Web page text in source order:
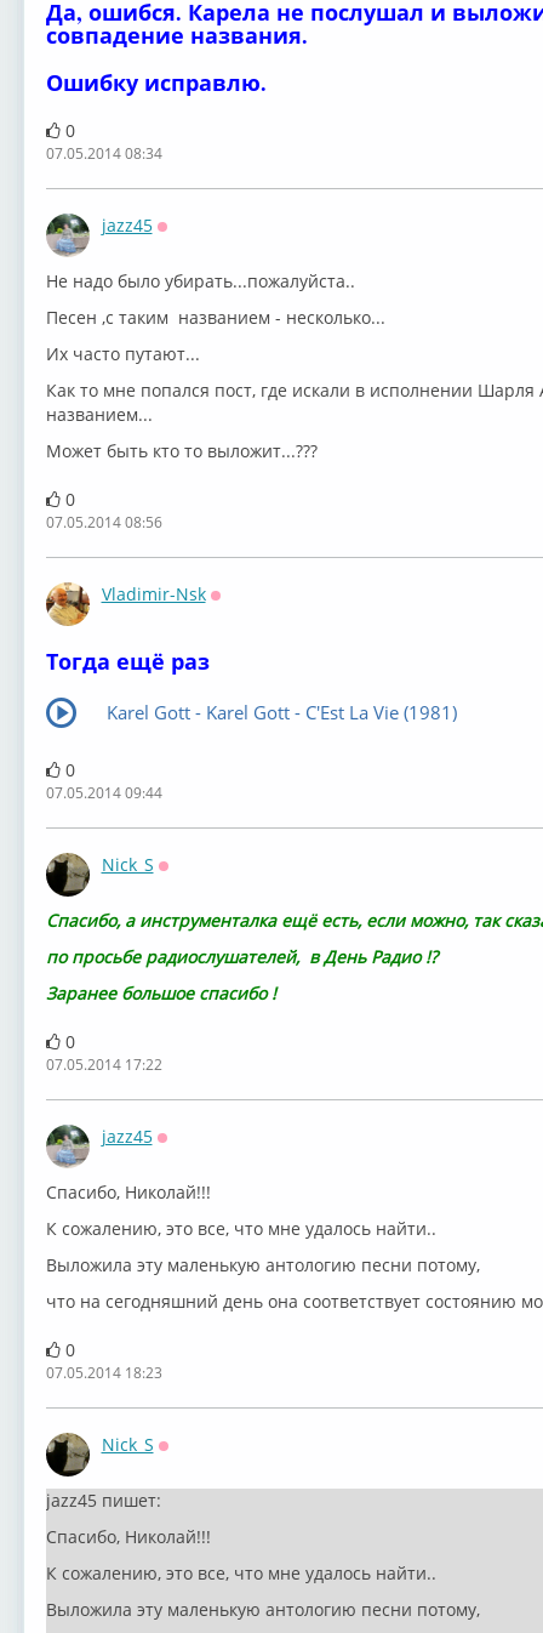
Да, ошибся. Карела не послушал и
совпадение названия.
Ошибку исправлю.
0
07.05.2014 08:34
jazz45
Не надо было убирать...пожалуйста..
Песен ,с таким названием - несколько...
Их часто путают...
Как то мне попался пост, где искали в исполнении
названием...
Может быть кто то выложит...???
0
07.05.2014 08:56
Vladimir-Nsk
Тогда ещё раз
Karel Gott - Karel Gott - C'Est La Vie (1981)
0
07.05.2014 09:44
Nick_S
Спасибо, а инструменталка ещё есть, если можно, так
по просьбе радиослушателей, в День Радио !?
Заранее большое спасибо !
0
07.05.2014 17:22
jazz45
Спасибо, Николай!!!
К сожалению, это все, что мне удалось найти..
Выложила эту маленькую антологию песни потому,
что на сегодняшний день она соответствует состоянию
0
07.05.2014 18:23
Nick_S
jazz45 пишет:
Спасибо, Николай!!!
К сожалению, это все, что мне удалось найти..
Выложила эту маленькую антологию песни потому,